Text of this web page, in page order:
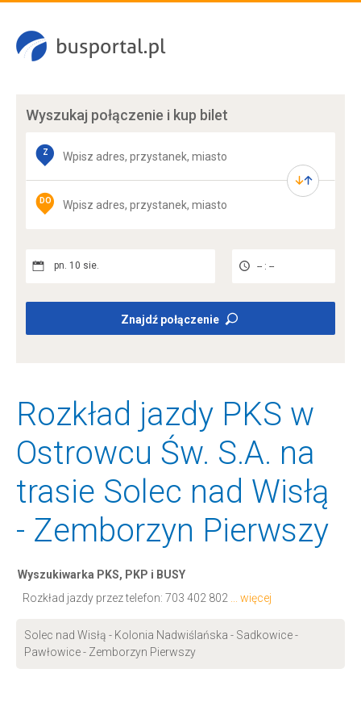
Wyszukaj połączenie i kup bilet
Z
DO
pn. 10 sie. -- : --
Znajdź połączenie
Rozkład jazdy PKS w
Ostrowcu Św. S.A. na
trasie Solec nad Wisłą
- Zemborzyn Pierwszy
Wyszukiwarka PKS, PKP i BUSY
Rozkład jazdy przez telefon: 703 402 802 ... więcej
Solec nad Wisłą - Kolonia Nadwiślańska - Sadkowice -
Pawłowice - Zemborzyn Pierwszy